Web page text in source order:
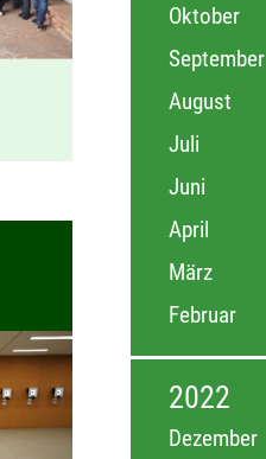
Oktober
September
August
Juli
Juni
April
März
Februar
2022
Dezember